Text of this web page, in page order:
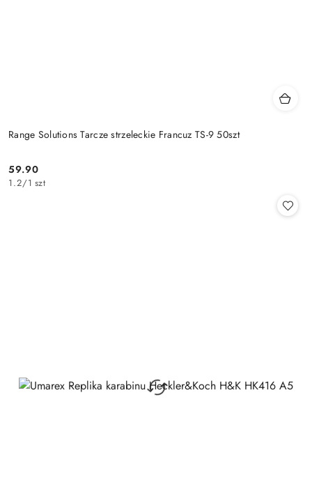
Range Solutions Tarcze strzeleckie Francuz TS-9 50szt
Cena:
59.90
1.2/1 szt